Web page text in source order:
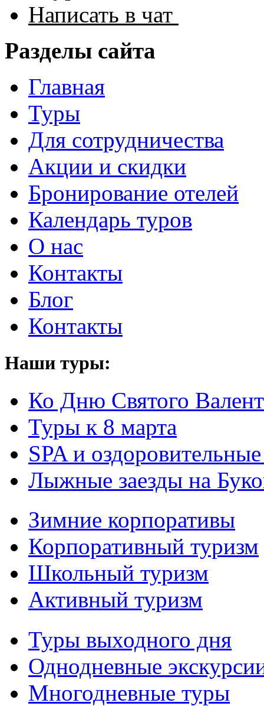
Написать в чат
Разделы сайта
Главная
Туры
Для сотрудничества
Акции и скидки
Бронирование отелей
Календарь туров
О нас
Контакты
Блог
Контакты
Наши туры:
Ко Дню Святого
Туры к 8 марта
SPA и
Лыжные заезды на
Зимние корпоративы
Корпоративный туризм
Школьный туризм
Активный туризм
Туры выходного дня
Однодневные
Многодневные туры